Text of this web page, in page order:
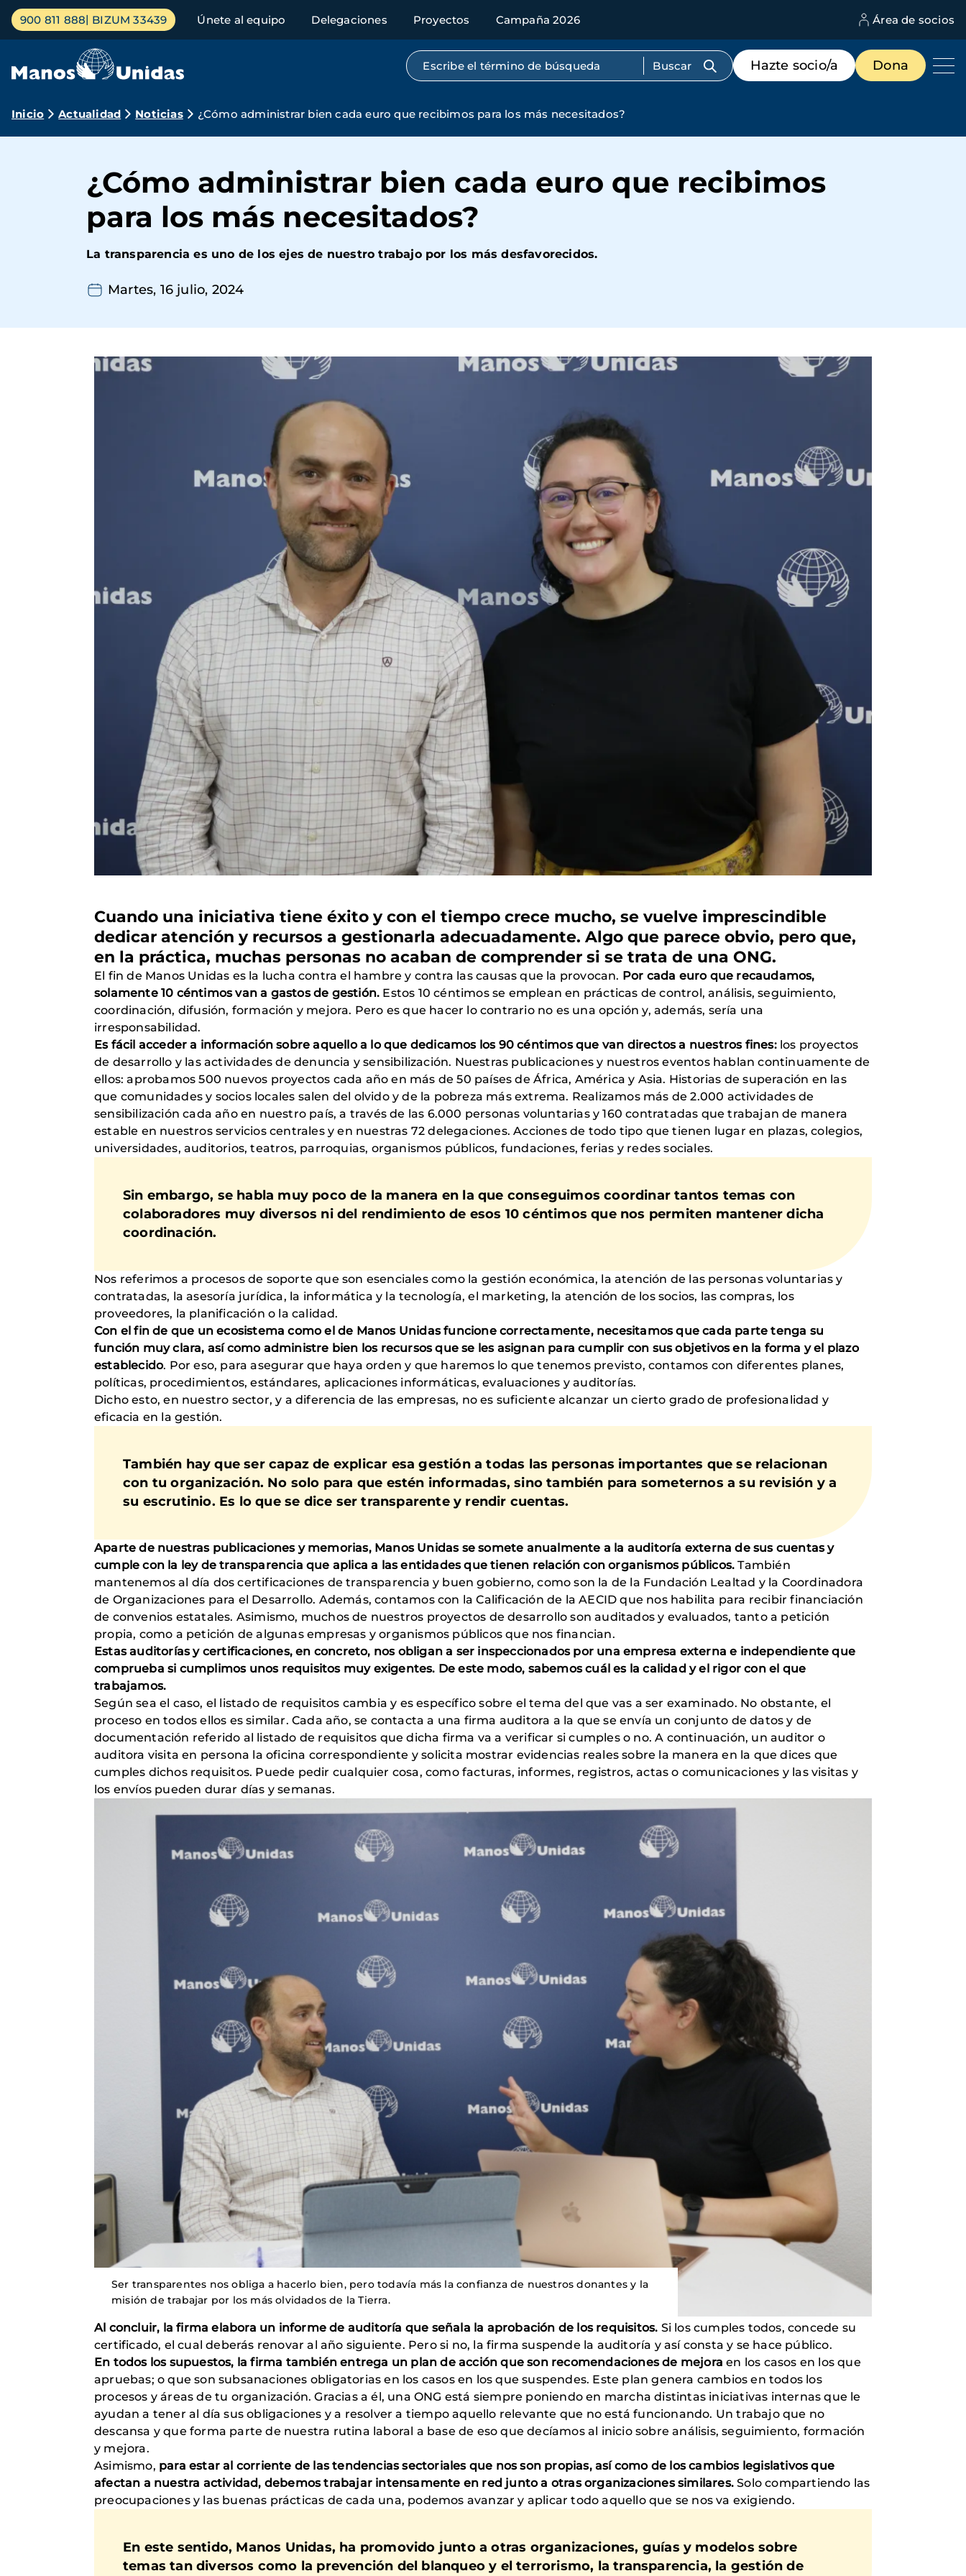
Pasar
contenido
Menú
principal
900 811 888 BIZUM 33439 Únete al equipo Delegaciones Proyectos Campaña 2026 Área de socios
Búsqueda por texto completo
Menú
de
destacados
Hazte socio/a Dona
Ruta
navegación
Inicio Actualidad Noticias ¿Cómo administrar bien cada euro que recibimos para los más necesitados?
¿Cómo administrar bien cada euro que recibimos
para los más necesitados?
La transparencia es uno de los ejes de nuestro trabajo por los más desfavorecidos.
Martes, 16 julio, 2024
Cuando una iniciativa tiene éxito y con el tiempo crece mucho, se vuelve imprescindible
dedicar atención y recursos a gestionarla adecuadamente. Algo que parece obvio, pero que,
en la práctica, muchas personas no acaban de comprender si se trata de una ONG.
El fin de Manos Unidas es la lucha contra el hambre y contra las causas que la provocan. Por cada euro que recaudamos,
solamente 10 céntimos van a gastos de gestión. Estos 10 céntimos se emplean en prácticas de control, análisis, seguimiento,
coordinación, difusión, formación y mejora. Pero es que hacer lo contrario no es una opción y, además, sería una
irresponsabilidad.
Es fácil acceder a información sobre aquello a lo que dedicamos los 90 céntimos que van directos a nuestros fines:los proyectos
de desarrollo y las actividades de denuncia y sensibilización. Nuestras publicaciones y nuestros eventos hablan continuamente de
ellos: aprobamos 500 nuevos proyectos cada año en más de 50 países de África, América y Asia. Historias de superación en las
que comunidades y socios locales salen del olvido y de la pobreza más extrema. Realizamos más de 2.000 actividades de
sensibilización cada año en nuestro país, a través de las 6.000 personas voluntarias y 160 contratadas que trabajan de manera
estable en nuestros servicios centrales y en nuestras 72 delegaciones. Acciones de todo tipo que tienen lugar en plazas, colegios,
universidades, auditorios, teatros, parroquias, organismos públicos, fundaciones, ferias y redes sociales.
Sin embargo, se habla muy poco de la manera en la que conseguimos coordinar tantos temas con
colaboradores muy diversos ni del rendimiento de esos 10 céntimos que nos permiten mantener dicha
coordinación.
Nos referimos a procesos de soporte que son esenciales como la gestión económica, la atención de las personas voluntarias y
contratadas, la asesoría jurídica, la informática y la tecnología, el marketing, la atención de los socios, las compras, los
proveedores, la planificación o la calidad.
Con el fin de que un ecosistema como el de Manos Unidas funcione correctamente, necesitamos que cada parte tenga su
función muy clara, así como administre bien los recursos que se les asignan para cumplir con sus objetivos en la forma y el plazo
establecido. Por eso, para asegurar que haya orden y que haremos lo que tenemos previsto, contamos con diferentes planes,
políticas, procedimientos, estándares, aplicaciones informáticas, evaluaciones y auditorías.
Dicho esto, en nuestro sector, y a diferencia de las empresas, no es suficiente alcanzar un cierto grado de profesionalidad y
eficacia en la gestión.
También hay que ser capaz de explicar esa gestión a todas las personas importantes que se relacionan
con tu organización. No solo para que estén informadas, sino también para someternos a su revisión y a
su escrutinio. Es lo que se dice ser transparente y rendir cuentas.
Aparte de nuestras publicaciones y memorias, Manos Unidas se somete anualmente a la auditoría externa de sus cuentas y
cumple con la ley de transparencia que aplica a las entidades que tienen relación con organismos públicos. También
mantenemos al día dos certificaciones de transparencia y buen gobierno, como son la de la Fundación Lealtad y la Coordinadora
de Organizaciones para el Desarrollo. Además, contamos con la Calificación de la AECID que nos habilita para recibir financiación
de convenios estatales. Asimismo, muchos de nuestros proyectos de desarrollo son auditados y evaluados, tanto a petición
propia, como a petición de algunas empresas y organismos públicos que nos financian.
Estas auditorías y certificaciones, en concreto, nos obligan a ser inspeccionados por una empresa externa e independiente que
comprueba si cumplimos unos requisitos muy exigentes. De este modo, sabemos cuál es la calidad y el rigor con el que
trabajamos.
Según sea el caso, el listado de requisitos cambia y es específico sobre el tema del que vas a ser examinado. No obstante, el
proceso en todos ellos es similar. Cada año, se contacta a una firma auditora a la que se envía un conjunto de datos y de
documentación referido al listado de requisitos que dicha firma va a verificar si cumples o no. A continuación, un auditor o
auditora visita en persona la oficina correspondiente y solicita mostrar evidencias reales sobre la manera en la que dices que
cumples dichos requisitos. Puede pedir cualquier cosa, como facturas, informes, registros, actas o comunicaciones y las visitas y
los envíos pueden durar días y semanas.
Ser transparentes nos obliga a hacerlo bien, pero todavía más la confianza de nuestros donantes y la
misión de trabajar por los más olvidados de la Tierra.
Al concluir, la firma elabora un informe de auditoría que señala la aprobación de los requisitos. Si los cumples todos, concede su
certificado, el cual deberás renovar al año siguiente. Pero si no, la firma suspende la auditoría y así consta y se hace público.
En todos los supuestos, la firma también entrega un plan de acción que son recomendaciones de mejora en los casos en los que
apruebas; o que son subsanaciones obligatorias en los casos en los que suspendes. Este plan genera cambios en todos los
procesos y áreas de tu organización. Gracias a él, una ONG está siempre poniendo en marcha distintas iniciativas internas que le
ayudan a tener al día sus obligaciones y a resolver a tiempo aquello relevante que no está funcionando. Un trabajo que no
descansa y que forma parte de nuestra rutina laboral a base de eso que decíamos al inicio sobre análisis, seguimiento, formación
y mejora.
Asimismo, para estar al corriente de las tendencias sectoriales que nos son propias, así como de los cambios legislativos que
afectan a nuestra actividad, debemos trabajar intensamente en red junto a otras organizaciones similares. Solo compartiendo las
preocupaciones y las buenas prácticas de cada una, podemos avanzar y aplicar todo aquello que se nos va exigiendo.
En este sentido, Manos Unidas, ha promovido junto a otras organizaciones, guías y modelos sobre
temas tan diversos como la prevención del blanqueo y el terrorismo, la transparencia, la gestión de